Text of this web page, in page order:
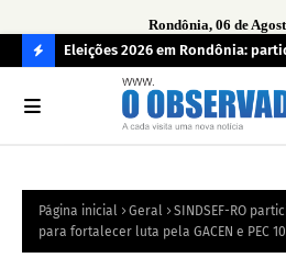
Rondônia, 06 de
O
R
Eleições 2026 em Rondônia:
deputado estadual, partidos não
completas
Página inicial Geral
SINDSEF-RO
para fortalecer luta pela GACEN e PEC